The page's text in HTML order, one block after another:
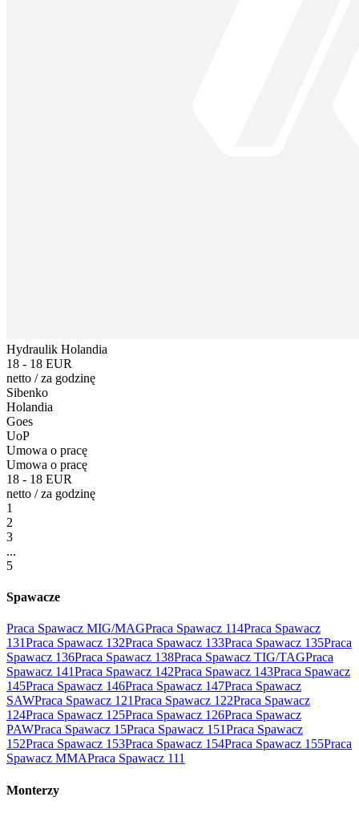
Hydraulik Holandia
18 - 18 EUR
netto /za godzinę
Sibenko
Holandia
Goes
UoP
Umowa o pracę
Umowa o pracę
18 - 18 EUR
netto /za godzinę
1
2
3
...
5
Spawacze
Praca Spawacz MIG/MAGPraca Spawacz 114Praca Spawacz
131Praca Spawacz 132Praca Spawacz 133Praca Spawacz 135Praca
Spawacz 136Praca Spawacz 138Praca Spawacz TIG/TAGPraca
Spawacz 141Praca Spawacz 142Praca Spawacz 143Praca Spawacz
145Praca Spawacz 146Praca Spawacz 147Praca Spawacz
SAWPraca Spawacz 121Praca Spawacz 122Praca Spawacz
124Praca Spawacz 125Praca Spawacz 126Praca Spawacz
PAWPraca Spawacz 15Praca Spawacz 151Praca Spawacz
152Praca Spawacz 153Praca Spawacz 154Praca Spawacz 155Praca
Spawacz MMAPraca Spawacz 111
Monterzy